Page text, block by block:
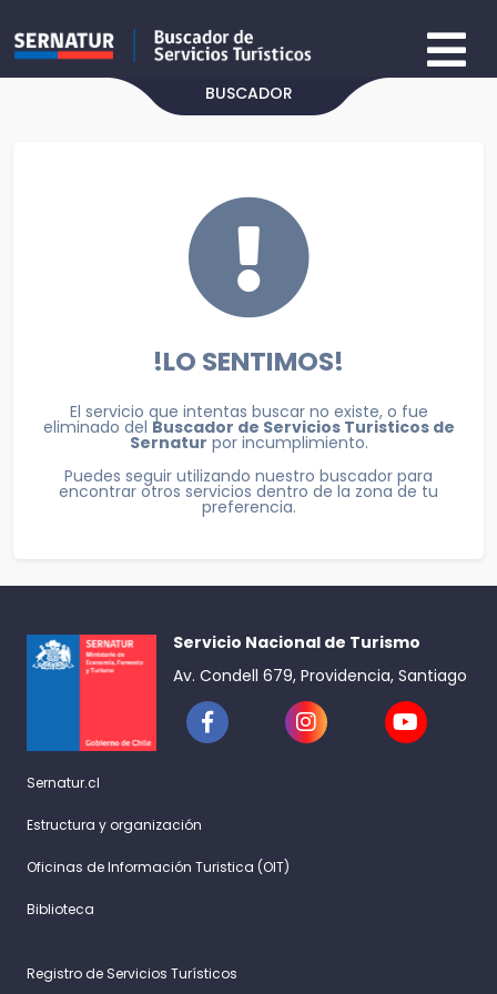
BUSCADOR
!LO SENTIMOS!
El servicio que intentas buscar no existe, o fue
eliminado del Buscador de Servicios Turisticos de
Sernatur por incumplimiento.
Puedes seguir utilizando nuestro buscador para
encontrar otros servicios dentro de la zona de tu
preferencia.
Servicio Nacional de Turismo
Av. Condell 679, Providencia, Santiago
Sernatur.cl
Estructura y organización
Oficinas de Información Turistica (OIT)
Biblioteca
Registro de Servicios Turísticos